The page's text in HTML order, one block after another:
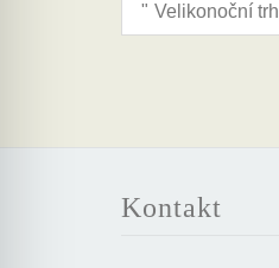
"
Kontakt